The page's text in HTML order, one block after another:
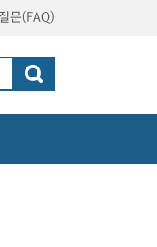
문(FAQ)